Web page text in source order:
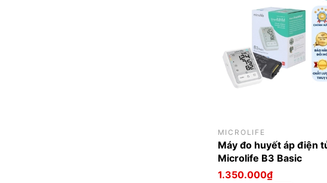
MICROLIFE
Máy đo huyết áp điện
Microlife B3 Basic
1.350.000₫